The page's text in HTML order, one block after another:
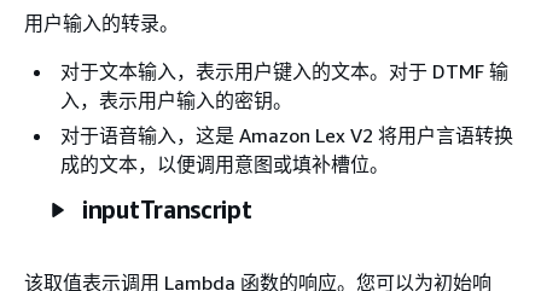
用户输入的转录。
对于文本输入，表示用户键入的文本。对于 DTMF 输
入，表示用户输入的密钥。
对于语音输入，这是 Amazon Lex V2 将用户言语转换
成的文本，以便调用意图或填补槽位。
inputTranscript
该取值表示调用 Lambda 函数的响应。您可以为初始响